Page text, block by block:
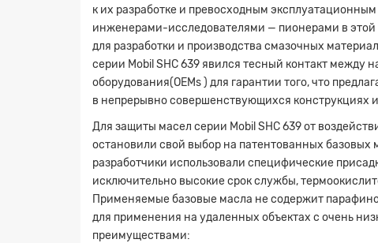
к их разработке и превосходным
инженерами-исследователями — пионерами в
для разработки и производства смазочных
серии Mobil SHC 639 явился тесный контакт
оборудования(OEMs ) для гарантии того, что
в непрерывно совершенствующихся конструкциях
Для защиты масел серии Mobil SHC 639 от
остановили свой выбор на патентованных
разработчики использовали специфические
исключительно высокие срок службы,
Применяемые базовые масла не содержит
для применения на удаленных объектах с очень
преимуществами: